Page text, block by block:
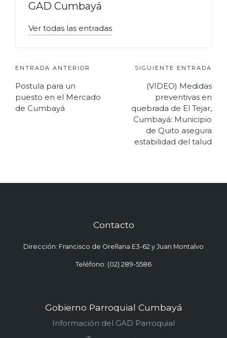
GAD Cumbayá
Ver todas las entradas
Navegación
de
entradas
ENTRADA ANTERIOR
Postula para un
puesto en el Mercado
de Cumbayá
SIGUIENTE ENTRADA
(VIDEO) Medidas
preventivas en
quebrada de El Tejar,
Cumbayá: Municipio
de Quito asegura
estabilidad del talud
Contacto
Dirección: Francisco de Orellana E3-62 y Juan Montalvo
Teléfono: (02) 289-5586
Gobierno Parroquial Cumbayá
Información del GAD Parroquial